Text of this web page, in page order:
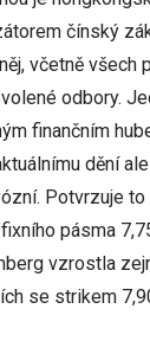
čínský
včetně všech
odbory.
finančním
dění
Potvrzuje
pásma
vzrostla
se strikem